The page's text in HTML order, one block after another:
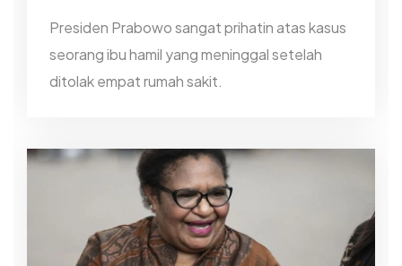
Presiden Prabowo sangat prihatin atas kasus
seorang ibu hamil yang meninggal setelah
ditolak empat rumah sakit.